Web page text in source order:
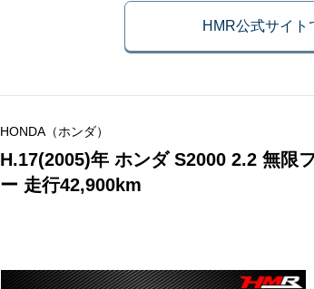
HMR公式サイト
HONDA（ホンダ）
H.17(2005)年 ホンダ S2000 2.2 無限
ー 走行42,900km